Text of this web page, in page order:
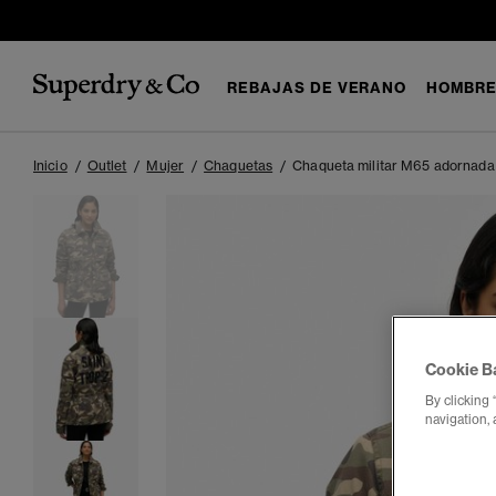
REBAJAS DE VERANO
Inicio Outlet Mujer Chaquetas Chaqueta militar M65 adornada
Cookie
By clicking
navigation,